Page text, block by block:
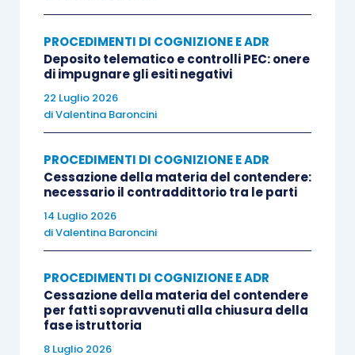
SOLUZIONE
La Cassazione ha ritenuto il ricorso infondato,
osservando che rientra nei poteri discrezionali
del giudice di merito la disposizione (o meno) di
una consulenza tecnica e che, in concreto, la
corte territoriale ha effettivamente motivato, “sia
delle conclusioni del secondo consulente in
rapporto alla c.t.u. resa in prima istanza.
QUESTIONE
La sentenza in commento conferma
PROCEDIMENTI DI COGNIZIONE E ADR
Deposito telematico e controlli PEC: onere
di impugnare gli esiti negativi
22 Luglio 2026
diValentina Baroncini
PROCEDIMENTI DI COGNIZIONE E ADR
Cessazione della materia del contendere:
necessario il contraddittorio tra le parti
14 Luglio 2026
diValentina Baroncini
PROCEDIMENTI DI COGNIZIONE E ADR
Cessazione della materia del contendere
per fatti sopravvenuti alla chiusura della
fase istruttoria
8 Luglio 2026